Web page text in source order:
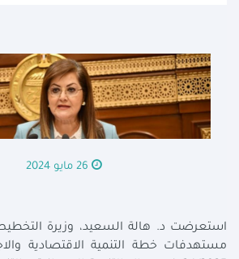
26 مايو 2024
استعرضت د. هالة السعيد، وزيرة التخطيط
مستهدفات خطة التنمية الاقتصادية